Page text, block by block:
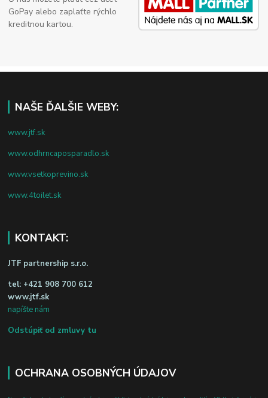
GoPay alebo zaplaťte rýchlo
kreditnou kartou.
NAŠE ĎALŠIE WEBY:
www.jtf.sk
www.odhrncaposparadlo.sk
www.vsetkoprevino.sk
www.4toilet.sk
KONTAKT:
JTF partnership s.r.o.
tel: +421 908 700 612
www.jtf.sk
napíšte nám
Odstúpiť od zmluvy tu
OCHRANA OSOBNÝCH ÚDAJOV